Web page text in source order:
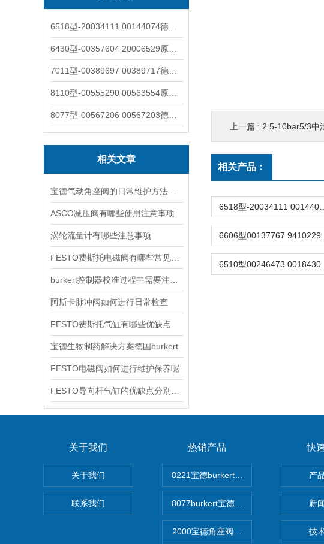
相关文章
ASCO减压阀有哪些使用注意事项
涡轮流量计有哪些注意事项
阿斯卡脉冲阀如何进行日常检查
FESTO费斯托气缸有哪些优缺点
宝德生物制药解决方案德国burkert
FESTO电磁阀如何进行维护保养呢
上一篇 : 2.5-10bar5/3中泄式费斯
相关产品：
关于我们
关于我们
联系我们
热销产品
8221宝德burkert电导率探头卫生级电导
8077burkert宝德椭圆齿轮脉冲流量计高
2000宝德角座阀德国宝帝burkert气动阀
快
产
新
技